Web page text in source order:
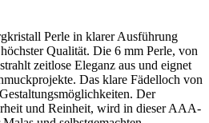
Perle in klarer Ausführung
Qualität. Die 6 mm Perle, von
zeitlose Eleganz aus und eignet
Das klare Fädelloch von
Der
und Reinheit, wird in dieser AAA-